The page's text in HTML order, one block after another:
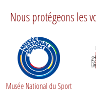
Nous protégeons les
Musée National du Sport